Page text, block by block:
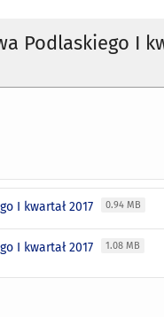
Podlaskiego I
I kwartał 2017 0.94 MB
I kwartał 2017 1.08 MB